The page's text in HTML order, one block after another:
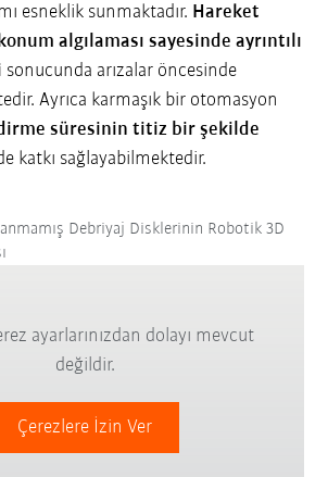
esneklik sunmaktadır. Hareket
algılaması sayesinde ayrıntılı
sonucunda arızalar öncesinde
Ayrıca karmaşık bir otomasyon
süresinin titiz bir şekilde
katkı sağlayabilmektedir.
Debriyaj Disklerinin Robotik 3D
ayarlarınızdan dolayı mevcut
değildir.
Çerezlere İzin Ver